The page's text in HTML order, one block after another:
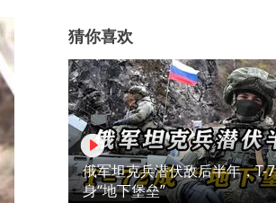
猜你喜欢
俄军坦克兵潜伏敌后半年，T-
身“地下堡垒”